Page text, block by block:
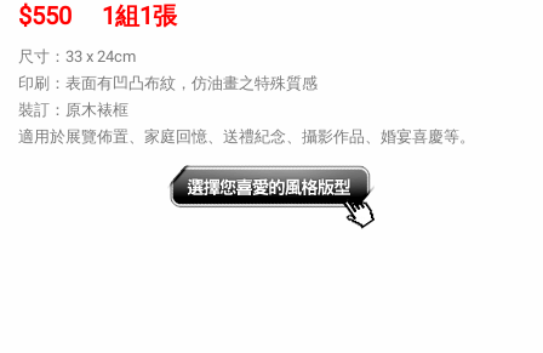
$550 1組1張
尺寸：33 x 24cm
印刷：表面有凹凸布紋，仿油畫之特殊質感
裝訂：原木裱框
適用於展覽佈置、家庭回憶、送禮紀念、攝影作品、婚宴喜慶等。